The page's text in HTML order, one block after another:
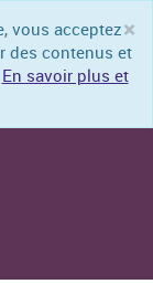
×
vous acceptez
des contenus et
En savoir plus et